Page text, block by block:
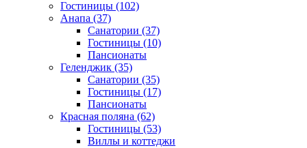
Гостиницы (102)
Анапа (37)
Санатории (37)
Гостиницы (10)
Пансионаты
Геленджик (35)
Санатории (35)
Гостиницы (17)
Пансионаты
Красная поляна (62)
Гостиницы (53)
Виллы и коттеджи